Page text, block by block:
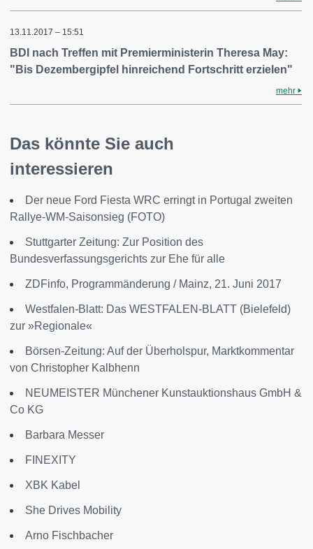
13.11.2017 – 15:51
BDI nach Treffen mit Premierministerin Theresa May:
"Bis Dezembergipfel hinreichend Fortschritt erzielen"
mehr
Das könnte Sie auch
interessieren
Der neue Ford Fiesta WRC erringt in Portugal zweiten
Rallye-WM-Saisonsieg (FOTO)
Stuttgarter Zeitung: Zur Position des
Bundesverfassungsgerichts zur Ehe für alle
ZDFinfo, Programmänderung / Mainz, 21. Juni 2017
Westfalen-Blatt: Das WESTFALEN-BLATT (Bielefeld)
zur »Regionale«
Börsen-Zeitung: Auf der Überholspur, Marktkommentar
von Christopher Kalbhenn
NEUMEISTER Münchener Kunstauktionshaus GmbH &
Co KG
Barbara Messer
FINEXITY
XBK Kabel
She Drives Mobility
Arno Fischbacher